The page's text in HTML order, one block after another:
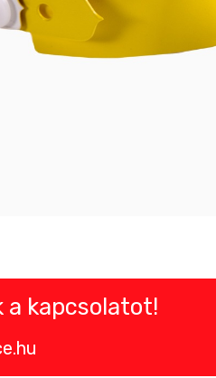
a kapcsolatot!